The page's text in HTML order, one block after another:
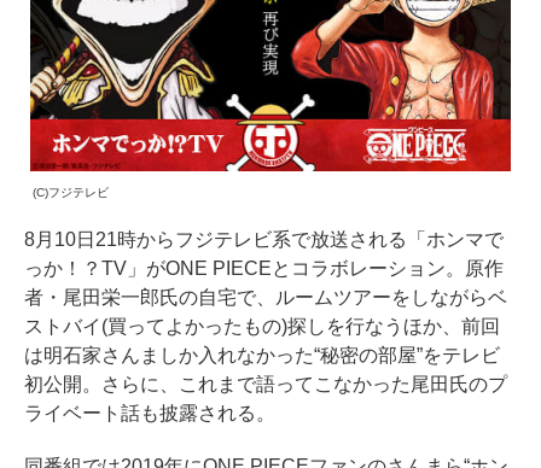
(C)フジテレビ
8月10日21時からフジテレビ系で放送される「ホンマで
っか！？TV」がONE PIECEとコラボレーション。原作
者・尾田栄一郎氏の自宅で、ルームツアーをしながらベ
ストバイ(買ってよかったもの)探しを行なうほか、前回
は明石家さんましか入れなかった“秘密の部屋”をテレビ
初公開。さらに、これまで語ってこなかった尾田氏のプ
ライベート話も披露される。